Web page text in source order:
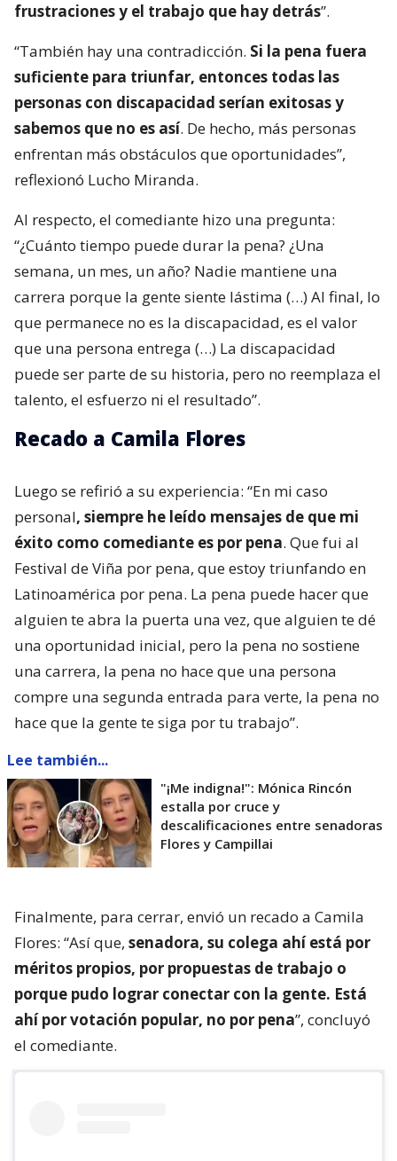
frustraciones y el trabajo que hay detrás”.
“También hay una contradicción. Si la pena fuera
suficiente para triunfar, entonces todas las
personas con discapacidad serían exitosas y
sabemos que no es así. De hecho, más personas
enfrentan más obstáculos que oportunidades”,
reflexionó Lucho Miranda.
Al respecto, el comediante hizo una pregunta:
“¿Cuánto tiempo puede durar la pena? ¿Una
semana, un mes, un año? Nadie mantiene una
carrera porque la gente siente lástima (…) Al final, lo
que permanece no es la discapacidad, es el valor
que una persona entrega (…) La discapacidad
puede ser parte de su historia, pero no reemplaza el
talento, el esfuerzo ni el resultado”.
Recado a Camila Flores
Luego se refirió a su experiencia: “En mi caso
personal, siempre he leído mensajes de que mi
éxito como comediante es por pena. Que fui al
Festival de Viña por pena, que estoy triunfando en
Latinoamérica por pena. La pena puede hacer que
alguien te abra la puerta una vez, que alguien te dé
una oportunidad inicial, pero la pena no sostiene
una carrera, la pena no hace que una persona
compre una segunda entrada para verte, la pena no
hace que la gente te siga por tu trabajo”.
Lee también...
"¡Me indigna!": Mónica Rincón
estalla por cruce y
descalificaciones entre senadoras
Flores y Campillai
Finalmente, para cerrar, envió un recado a Camila
Flores: “Así que, senadora, su colega ahí está por
méritos propios, por propuestas de trabajo o
porque pudo lograr conectar con la gente. Está
ahí por votación popular, no por pena”, concluyó
el comediante.